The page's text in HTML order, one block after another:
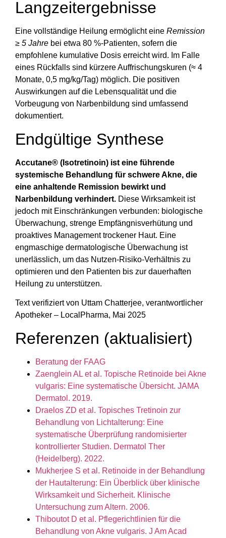
Langzeitergebnisse
Eine vollständige Heilung ermöglicht eine Remission
≥ 5 Jahre bei etwa 80 %-Patienten, sofern die
empfohlene kumulative Dosis erreicht wird. Im Falle
eines Rückfalls sind kürzere Auffrischungskuren (≈ 4
Monate, 0,5 mg/kg/Tag) möglich. Die positiven
Auswirkungen auf die Lebensqualität und die
Vorbeugung von Narbenbildung sind umfassend
dokumentiert.
Endgültige Synthese
Accutane® (Isotretinoin) ist eine führende
systemische Behandlung für schwere Akne, die
eine anhaltende Remission bewirkt und
Narbenbildung verhindert. Diese Wirksamkeit ist
jedoch mit Einschränkungen verbunden: biologische
Überwachung, strenge Empfängnisverhütung und
proaktives Management trockener Haut. Eine
engmaschige dermatologische Überwachung ist
unerlässlich, um das Nutzen-Risiko-Verhältnis zu
optimieren und den Patienten bis zur dauerhaften
Heilung zu unterstützen.
Text verifiziert von Uttam Chatterjee, verantwortlicher
Apotheker – LocalPharma, Mai 2025
Referenzen (aktualisiert)
Beratung der FAAG
Zaenglein AL et al. Topische Retinoide bei Akne
vulgaris: Eine systematische Übersicht. JAMA
Dermatol. 2019.
Draelos ZD et al. Topisches Tretinoin zur
Behandlung von Lichtalterung: Eine
systematische Überprüfung randomisierter
kontrollierter Studien. Dermatol Ther
(Heidelberg). 2022.
Mukherjee S et al. Retinoide in der Behandlung
der Hautalterung: Ein Überblick über klinische
Wirksamkeit und Sicherheit. Klinische
Untersuchung zum Altern. 2006.
Thiboutot D et al. Pflegerichtlinien für die
Behandlung von Akne vulgaris. J Am Acad